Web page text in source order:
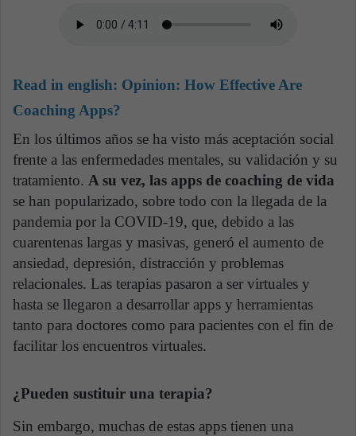
Read in english: Opinion: How Effective Are
Coaching Apps?
En los últimos años se ha visto más aceptación social
frente a las enfermedades mentales, su validación y su
tratamiento. A su vez, las apps de coaching de vida
se han popularizado, sobre todo con la llegada de la
pandemia por la COVID-19, que, debido a las
cuarentenas largas y masivas, generó el aumento de
ansiedad, depresión, distracción y problemas
relacionales. Las terapias pasaron a ser virtuales y
hasta se llegaron a desarrollar apps y herramientas
tanto para doctores como para pacientes con el fin de
facilitar los encuentros virtuales.
¿Pueden sustituir una terapia?
Sin embargo, muchas de estas apps tienen una